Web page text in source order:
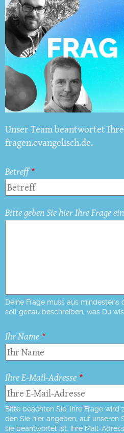
Unser Team beantwortet
fragen.evangelisch.de.
Betreff
Bitte geben Sie hier Ihre Frage ein
Deine Frage muss aus mindestens
soll genau beschreiben, was Du
Ihr Name
Ihre E-Mail-Adresse
Bitte beachten Sie: Ihre Frage wird
den Sie hier angeben, auf unseren
sie beantwortet ist. Ihre Mail-